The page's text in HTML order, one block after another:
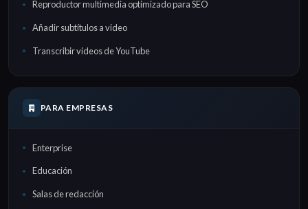
Reproductor multimedia optimizado para SEO
Añadir subtítulos a video
Transcribir videos de YouTube
PARA EMPRESAS
Enterprise
Educación
Salas de redacción